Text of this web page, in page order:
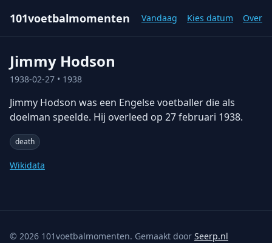
101voetbalmomenten Vandaag Kies datum Over
Jimmy Hodson
1938-02-27 • 1938
Jimmy Hodson was een Engelse voetballer die als
doelman speelde. Hij overleed op 27 februari 1938.
death
Wikidata
© 2026 101voetbalmomenten. Gemaakt door Seerp.nl